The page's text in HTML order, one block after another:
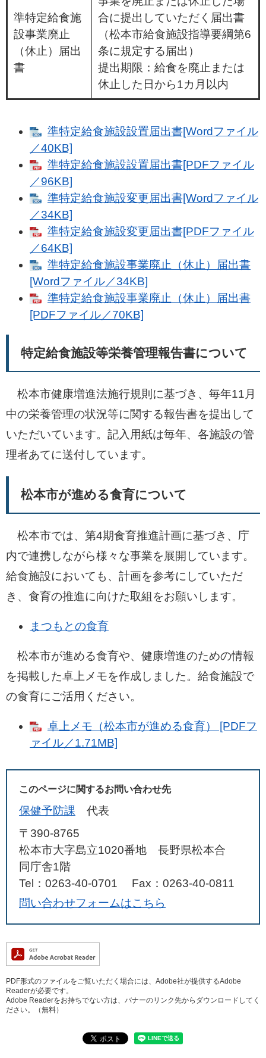
準特定給食施
設事業廃止
（休止）届出
書
合に提出していただく届出書
（松本市給食施設指導要綱第6
条に規定する届出）
提出期限：給食を廃止または
休止した日から1カ月以内
準特定給食施設設置届出書[Wordファイル
／40KB]
準特定給食施設設置届出書[PDFファイル
／96KB]
準特定給食施設変更届出書[Wordファイル
／34KB]
準特定給食施設変更届出書[PDFファイル
／64KB]
準特定給食施設事業廃止（休止）届出書
[Wordファイル／34KB]
準特定給食施設事業廃止（休止）届出書
[PDFファイル／70KB]
特定給食施設等栄養管理報告書について
松本市健康増進法施行規則に基づき、毎年11月
中の栄養管理の状況等に関する報告書を提出して
いただいています。記入用紙は毎年、各施設の管
理者あてに送付しています。
松本市が進める食育について
松本市では、第4期食育推進計画に基づき、庁
内で連携しながら様々な事業を展開しています。
給食施設においても、計画を参考にしていただ
き、食育の推進に向けた取組をお願いします。
まつもとの食育
松本市が進める食育や、健康増進のための情報
を掲載した卓上メモを作成しました。給食施設で
の食育にご活用ください。
卓上メモ（松本市が進める食育） [PDFフ
ァイル／1.71MB]
このページに関するお問い合わせ先
保健予防課
代表
〒390-8765
松本市大字島立1020番地 長野県松本合
同庁舎1階
Tel：0263-40-0701
Fax：0263-40-0811
問い合わせフォームはこちら
PDF形式のファイルをご覧いただく場合には、Adobe社が提供するAdobe
Readerが必要です。
Adobe Readerをお持ちでない方は、バナーのリンク先からダウンロードしてく
ださい。（無料）